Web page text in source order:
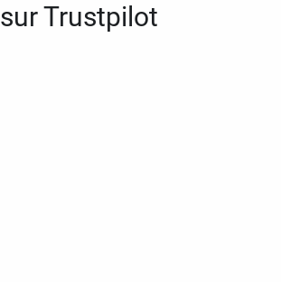
sur Trustpilot